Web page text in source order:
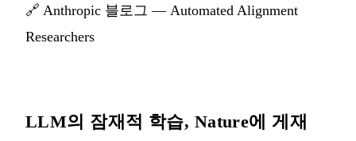
🔗 Anthropic 블로그 — Automated Alignment
Researchers
LLM의 잠재적 학습, Nature에 게재